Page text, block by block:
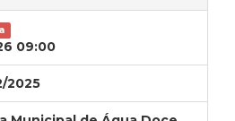
09:00
2025